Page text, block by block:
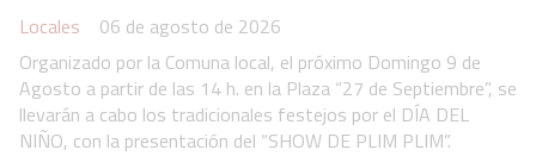
Locales
06 de agosto de 2026
Organizado por la Comuna local, el próximo Domingo 9 de
Agosto a partir de las 14 h. en la Plaza “27 de Septiembre”, se
llevarán a cabo los tradicionales festejos por el DÍA DEL
NIÑO, con la presentación del “SHOW DE PLIM PLIM”.